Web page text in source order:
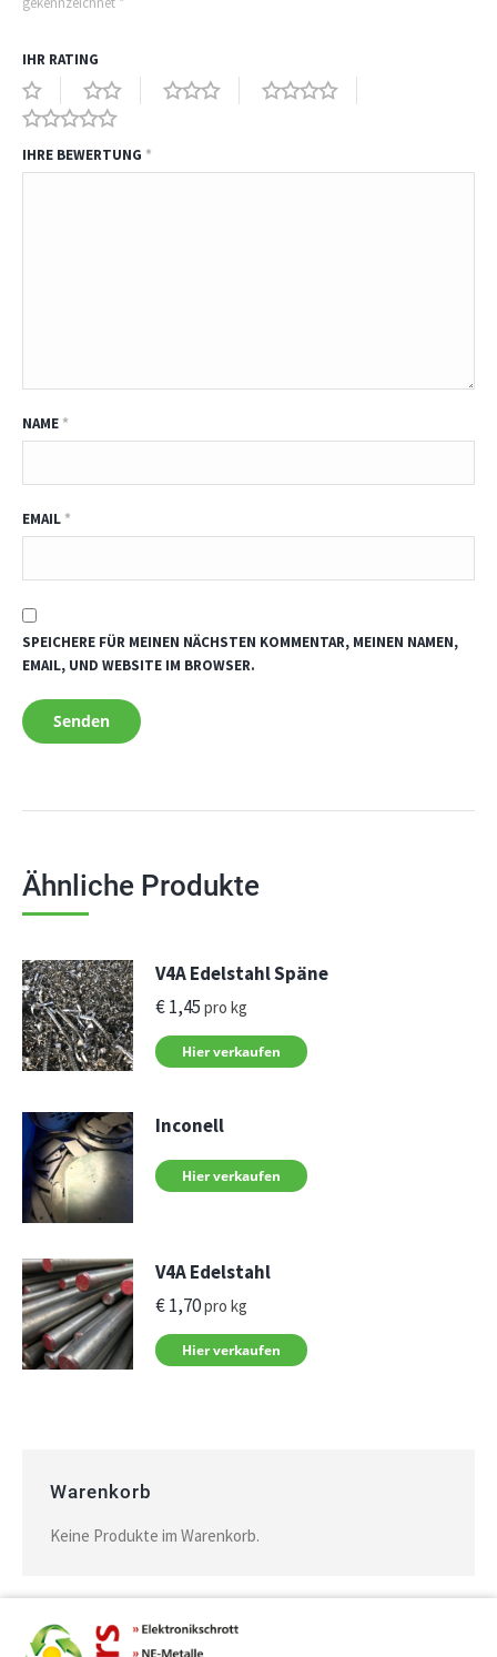
IHR RATING
IHRE BEWERTUNG *
NAME *
EMAIL *
SPEICHERE FÜR MEINEN NÄCHSTEN KOMMENTAR, MEINEN NAMEN,
EMAIL, UND WEBSITE IM BROWSER.
Ähnliche Produkte
V4A Edelstahl Späne
€1,45 pro kg
Hier verkaufen
Inconell
Hier verkaufen
V4A Edelstahl
€1,70pro kg
Hier verkaufen
Warenkorb
Keine Produkte im Warenkorb.